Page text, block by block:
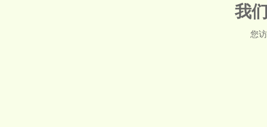
我
您